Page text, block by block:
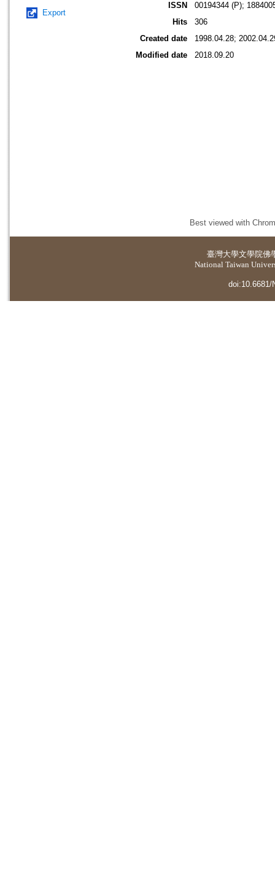
Export
ISSN
00194344 (P);
Hits
306
Created date
1998.04.28;
Modified date
2018.09.20
Best viewed with
臺灣大學文學院佛
National Taiwan
doi:10.6681/